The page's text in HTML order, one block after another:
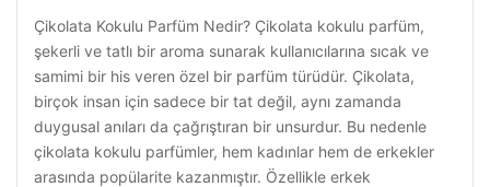
Çikolata Kokulu Parfüm Nedir? Çikolata kokulu parfüm,
şekerli ve tatlı bir aroma sunarak kullanıcılarına sıcak ve
samimi bir his veren özel bir parfüm türüdür. Çikolata,
birçok insan için sadece bir tat değil, aynı zamanda
duygusal anıları da çağrıştıran bir unsurdur. Bu nedenle
çikolata kokulu parfümler, hem kadınlar hem de erkekler
arasında popülarite kazanmıştır. Özellikle erkek